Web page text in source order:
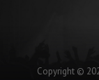
Copyright ©